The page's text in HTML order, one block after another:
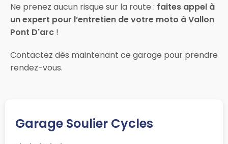
Ne prenez aucun risque sur la route : faites appel à
un expert pour l’entretien de votre moto à Vallon
Pont D'arc !
Contactez dès maintenant ce garage pour prendre
rendez-vous.
Garage Soulier Cycles